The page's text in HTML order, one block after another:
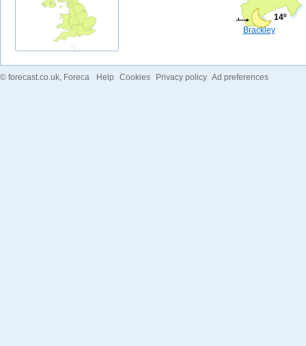
Brackley
14º
© forecast.co.uk , Foreca Help Cookies Privacy policy Ad preferences